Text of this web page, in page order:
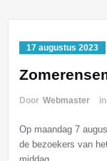
17 augustus 2023
Door Webmaster in
Op maandag 7
de bezoekers van